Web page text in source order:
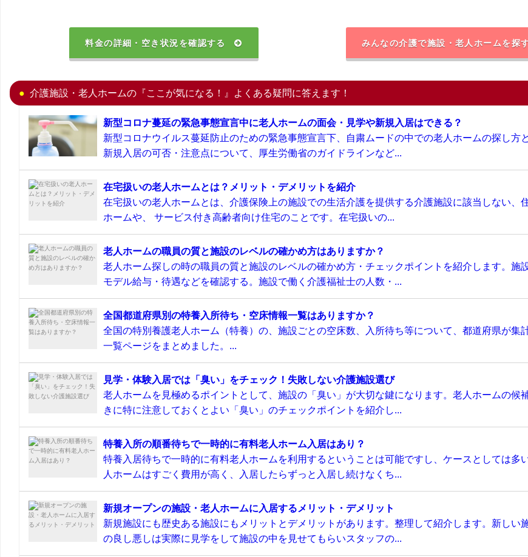
料金の詳細・空き状況を確認する みんなの介護で施設・老人ホームを探
介護施設・老人ホームの『ここが気になる！』よくある疑問に答えます！
新型コロナ蔓延の緊急事態宣言中に老人ホームの面会・見学や新規入居はできる？
新型コロナウイルス蔓延防止のための緊急事態宣言下、自粛ムードの中での老人ホームの探し方
新規入居の可否・注意点について、厚生労働省のガイドラインなど...
在宅扱いの老人ホームとは？メリット・デメリットを紹介
在宅扱いの老人ホームとは、介護保険上の施設での生活介護を提供する介護施設に該当しない、
ホームや、 サービス付き高齢者向け住宅のことです。在宅扱いの...
老人ホームの職員の質と施設のレベルの確かめ方はありますか？
老人ホーム探しの時の職員の質と施設のレベルの確かめ方・チェックポイントを紹介します。施
モデル給与・待遇などを確認する。施設で働く介護福祉士の人数・...
全国都道府県別の特養入所待ち・空床情報一覧はありますか？
全国の特別養護老人ホーム（特養）の、施設ごとの空床数、入所待ち等について、都道府県が集
一覧ページをまとめました。...
見学・体験入居では「臭い」をチェック！失敗しない介護施設選び
老人ホームを見極めるポイントとして、施設の「臭い」が大切な鍵になります。老人ホームの候
きに特に注意しておくとよい「臭い」のチェックポイントを紹介し...
特養入所の順番待ちで一時的に有料老人ホーム入居はあり？
特養入居待ちで一時的に有料老人ホームを利用するということは可能ですし、ケースとしては多
人ホームはすごく費用が高く、入居したらずっと入居し続けなくち...
新規オープンの施設・老人ホームに入居するメリット・デメリット
新規施設にも歴史ある施設にもメリットとデメリットがあります。整理して紹介します。新しい
の良し悪しは実際に見学をして施設の中を見せてもらいスタッフの...